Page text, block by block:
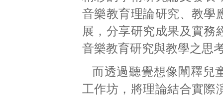
音樂教育理論研究、教學
展，分享研究成果及實務
音樂教育研究與教學之思
而透過聽覺想像闡釋兒
工作坊，將理論結合實際